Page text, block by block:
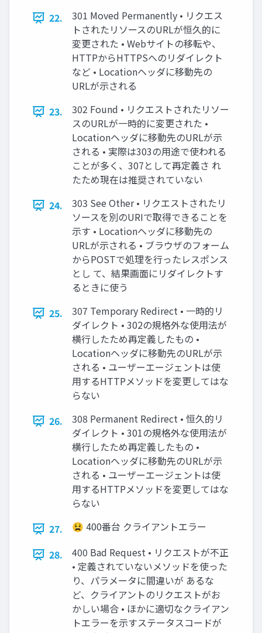
22.
301 Moved Permanently • リクエス
トされたリソースのURLが恒久的に
変更された • Webサイトの移転や、
HTTPからHTTPSへのリダイレクト
など • Locationヘッダに移動先の
URLが示される
23.
302 Found • リクエストされたリソー
スのURLが一時的に変更された •
Locationヘッダに移動先のURLが示
される • 実際は303の用途で使われる
ことが多く、307として再定義さ れ
たため現在は推奨されていない
24.
303 See Other • リクエストされたリ
ソースを別のURIで取得できることを
示す • Locationヘッダに移動先の
URLが示される • ブラウザのフォーム
からPOSTで処理を行ったレスポンス
とし て、結果画面にリダイレクトす
るときに使う
25.
307 Temporary Redirect • 一時的リ
ダイレクト • 302の規格外な使用法が
横行したため再定義したもの •
Locationヘッダに移動先のURLが示
される • ユーザーエージェントは使
用するHTTPメソッドを変更してはな
らない
26.
308 Permanent Redirect • 恒久的リ
ダイレクト • 301の規格外な使用法が
横行したため再定義したもの •
Locationヘッダに移動先のURLが示
される • ユーザーエージェントは使
用するHTTPメソッドを変更してはな
らない
27.
😫 400番台 クライアントエラー
28.
400 Bad Request • リクエストが不正
• 定義されていないメソッドを使った
り、パラメータに間違いが あるな
ど、クライアントのリクエストがお
かしい場合 • ほかに適切なクライアン
トエラーを示すステータスコードが